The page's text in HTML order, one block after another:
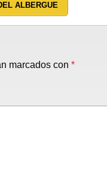
ALBERGUE
marcados con *